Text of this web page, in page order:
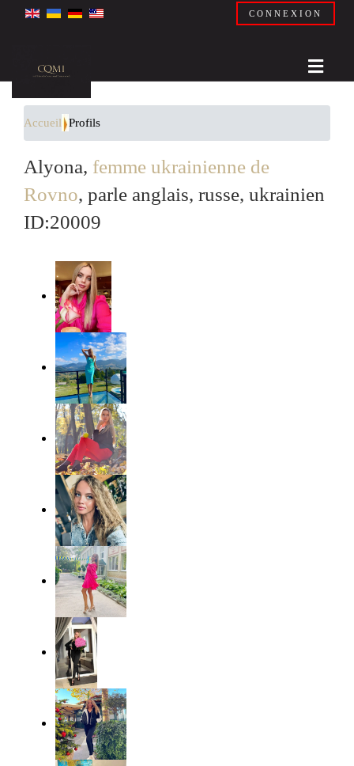
CONNEXION
Accueil Profils
Alyona, femme ukrainienne de
Rovno, parle anglais, russe, ukrainien
ID:20009